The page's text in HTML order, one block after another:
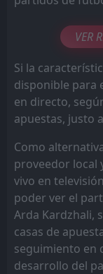
VER
Si la
disponible para
en directo,
apuestas, justo
Como
proveedor local
vivo en
poder ver el
Arda Kardzhali,
casas de
seguimiento en
desarrollo del